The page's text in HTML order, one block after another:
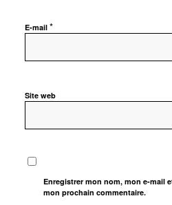
E-mail *
Site web
Enregistrer mon nom, mon e-mail
mon prochain commentaire.